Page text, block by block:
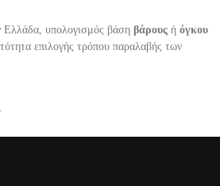
υπολογισμός βάση βάρους ή όγκου
επιλογής τρόπου παραλαβής των